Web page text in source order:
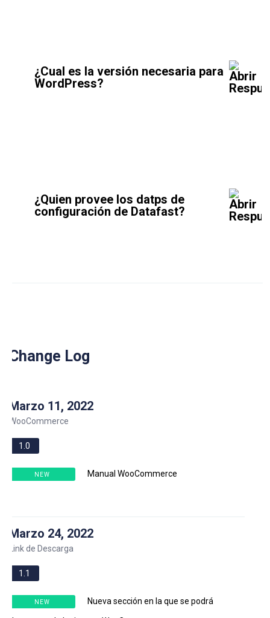
¿Cual es la versión necesaria para
WordPress?
¿Quien provee los datps de
configuración de Datafast?
Change Log
Marzo 11, 2022
WooCommerce
1.0
NEW Manual WooCommerce
Marzo 24, 2022
Link de Descarga
1.1
NEW Nueva sección en la que se podrá